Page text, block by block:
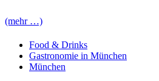
(mehr …)
Food & Drinks
Gastronomie in München
München